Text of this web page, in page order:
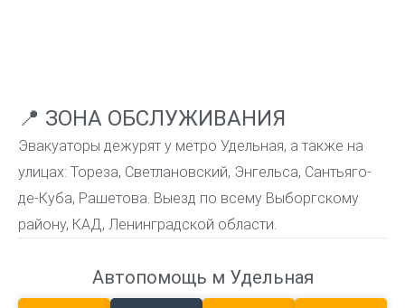
📍 ЗОНА ОБСЛУЖИВАНИЯ
Эвакуаторы дежурят у метро Удельная, а также на
улицах: Тореза, Светлановский, Энгельса, Сантьяго-
де-Куба, Рашетова. Выезд по всему Выборгскому
району, КАД, Ленинградской области.
Автопомощь м Удельная